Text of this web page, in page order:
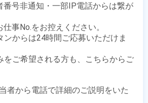
番号非通知・一部IP電話からは繋が
事No.をお控えください。
ンからは24時間ご応募いただけま
をご希望される方も、こちらからご
者から電話で詳細のご説明をいた